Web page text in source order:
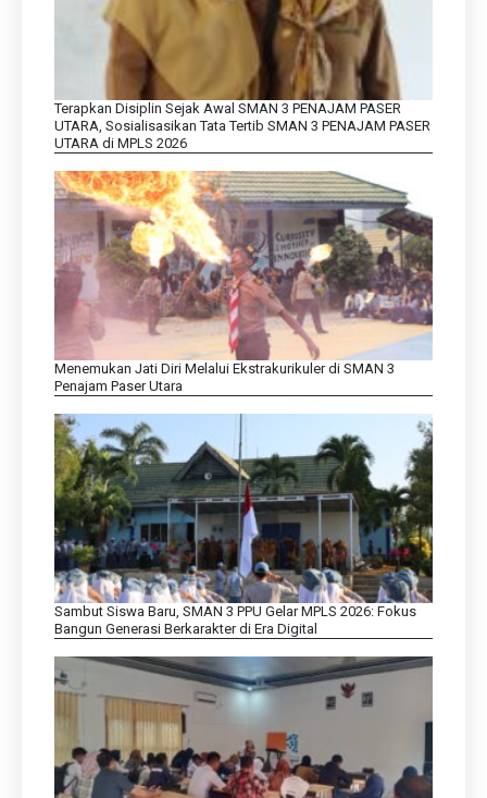
Terapkan Disiplin Sejak Awal SMAN 3 PENAJAM PASER
UTARA, Sosialisasikan Tata Tertib SMAN 3 PENAJAM PASER
UTARA di MPLS 2026
Menemukan Jati Diri Melalui Ekstrakurikuler di SMAN 3
Penajam Paser Utara
Sambut Siswa Baru, SMAN 3 PPU Gelar MPLS 2026: Fokus
Bangun Generasi Berkarakter di Era Digital